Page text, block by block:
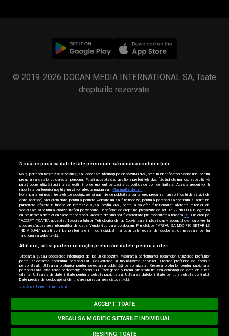
© 2019-2026 DOGAN MEDIA INTERNATIONAL SA, Toate
drepturile rezervate.
Loading...
MUSIC NON STOP
ZAYN feat. SIA - Dusk Till Dawn
Nouă ne pasă ca datele tale personale să rămână confidențiale
Noi și partenerii noștri589stocăm și/sau accesăm informații pe dispozitivul dvs., precum identificatorii cookie unici pentru
prelucrarea datelor cu caracter personal. Puteți accepta sau gestiona preferințele dvs. făcând clic mai jos, respectiv vă
puteți opune utilizării unui interes legitim în orice moment pe pagina cu politica de confidențialitate. Aceste alegeri vor fi
raportate partenerilor noștri și nu vă vor afecta navigarea.
Mai multe detalii
Noi si partenerii nostri (retelele de socializare si agentiile de publicitate partenere, precum si furnizorii nostri de servicii de
date analitice) prelucram date pentru a permite website-ului sa functioneze, pentru a personaliza continutul si anunturile
publicitare afisate in functie de interesele si/sau profilul dvs., pentru a va oferi functionalitati aferente retelelor de
socializare si pentru a analiza traficul pe website. Beneficiati de drepturile prevazute de art. 15-22 din GDPR in legatura
cu prelucrarea datelor cu caracter personal. Aceste drepturi pot fi exercitate prin modalitatea indicataaici . Prin click pe
“ACCEPT TOATE”, acceptati folosirea tuturor Tehnologiilor de tip Cookie, care implica inclusiv acceptul dvs. cu privire la
stocarea/accesarea informatiilor de catre Vendor-ii cu care colaboram. Prin click pe “VREAU SA MODIFIC SETARILE
INDIVIDUAL” puteti schimba preferintele in mod individual, mai putin cele legate de cookie strict necesare pentru
functionarea website-ului.
Atât noi, cât și partenerii noștri prelucrăm datele pentru a oferi:
Stocarea și/sau accesarea informațiilor de pe un dispozitiv. Măsurarea performanței reclamelor. Utilizarea profilurilor
pentru selectarea conținutului personalizat. Dezvoltarea și îmbunătățirea serviciilor. Crearea profilurilor de conținut
personalizat. Utilizarea profilurilor pentru selectarea publicității personalizate. Crearea profilurilor pentru publicitate
personalizată. Măsurarea performanței conținutului. Înțelegerea publicului prin statistici sau combinații de date din surse
diferite. Utilizarea de date limitate pentru a selecta publicitatea. Utilizarea datelor limitate pentru a selecta conținutul.
Date precise de geolocație și identificarea prin scanarea dispozitivului.
Listă parteneri (furnizori)
ACCEPT TOATE
RESPING TOATE
VREAU SA MODIFIC SETARILE INDIVIDUAL